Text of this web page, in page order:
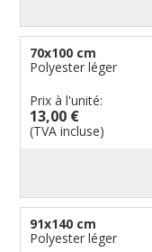
Drapeaux pirates
Drapeaux de table
70x100 cm
Polyester léger
Prix à l'unité:
13,00 €
(TVA incluse)
91x140 cm
Polyester léger